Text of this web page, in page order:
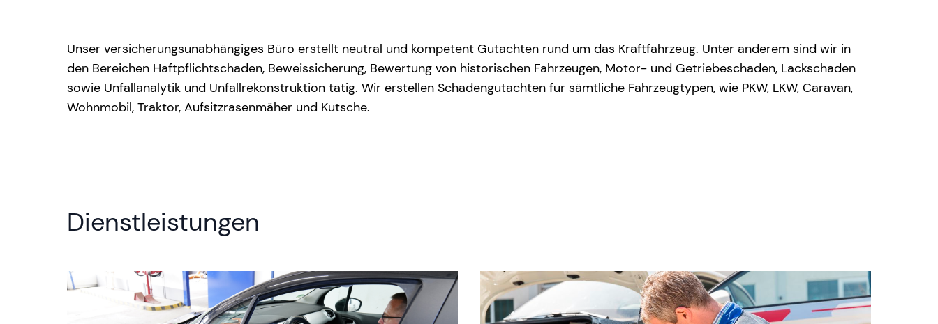
Unser versicherungsunabhängiges Büro erstellt neutral und kompetent Gutachten rund um das Kraftfahrzeug. Unter anderem sind wir in
den Bereichen Haftpflichtschaden, Beweissicherung, Bewertung von historischen Fahrzeugen, Motor- und Getriebeschaden, Lackschaden
sowie Unfallanalytik und Unfallrekonstruktion tätig. Wir erstellen Schadengutachten für sämtliche Fahrzeugtypen, wie PKW, LKW, Caravan,
Wohnmobil, Traktor, Aufsitzrasenmäher und Kutsche.
Dienstleistungen